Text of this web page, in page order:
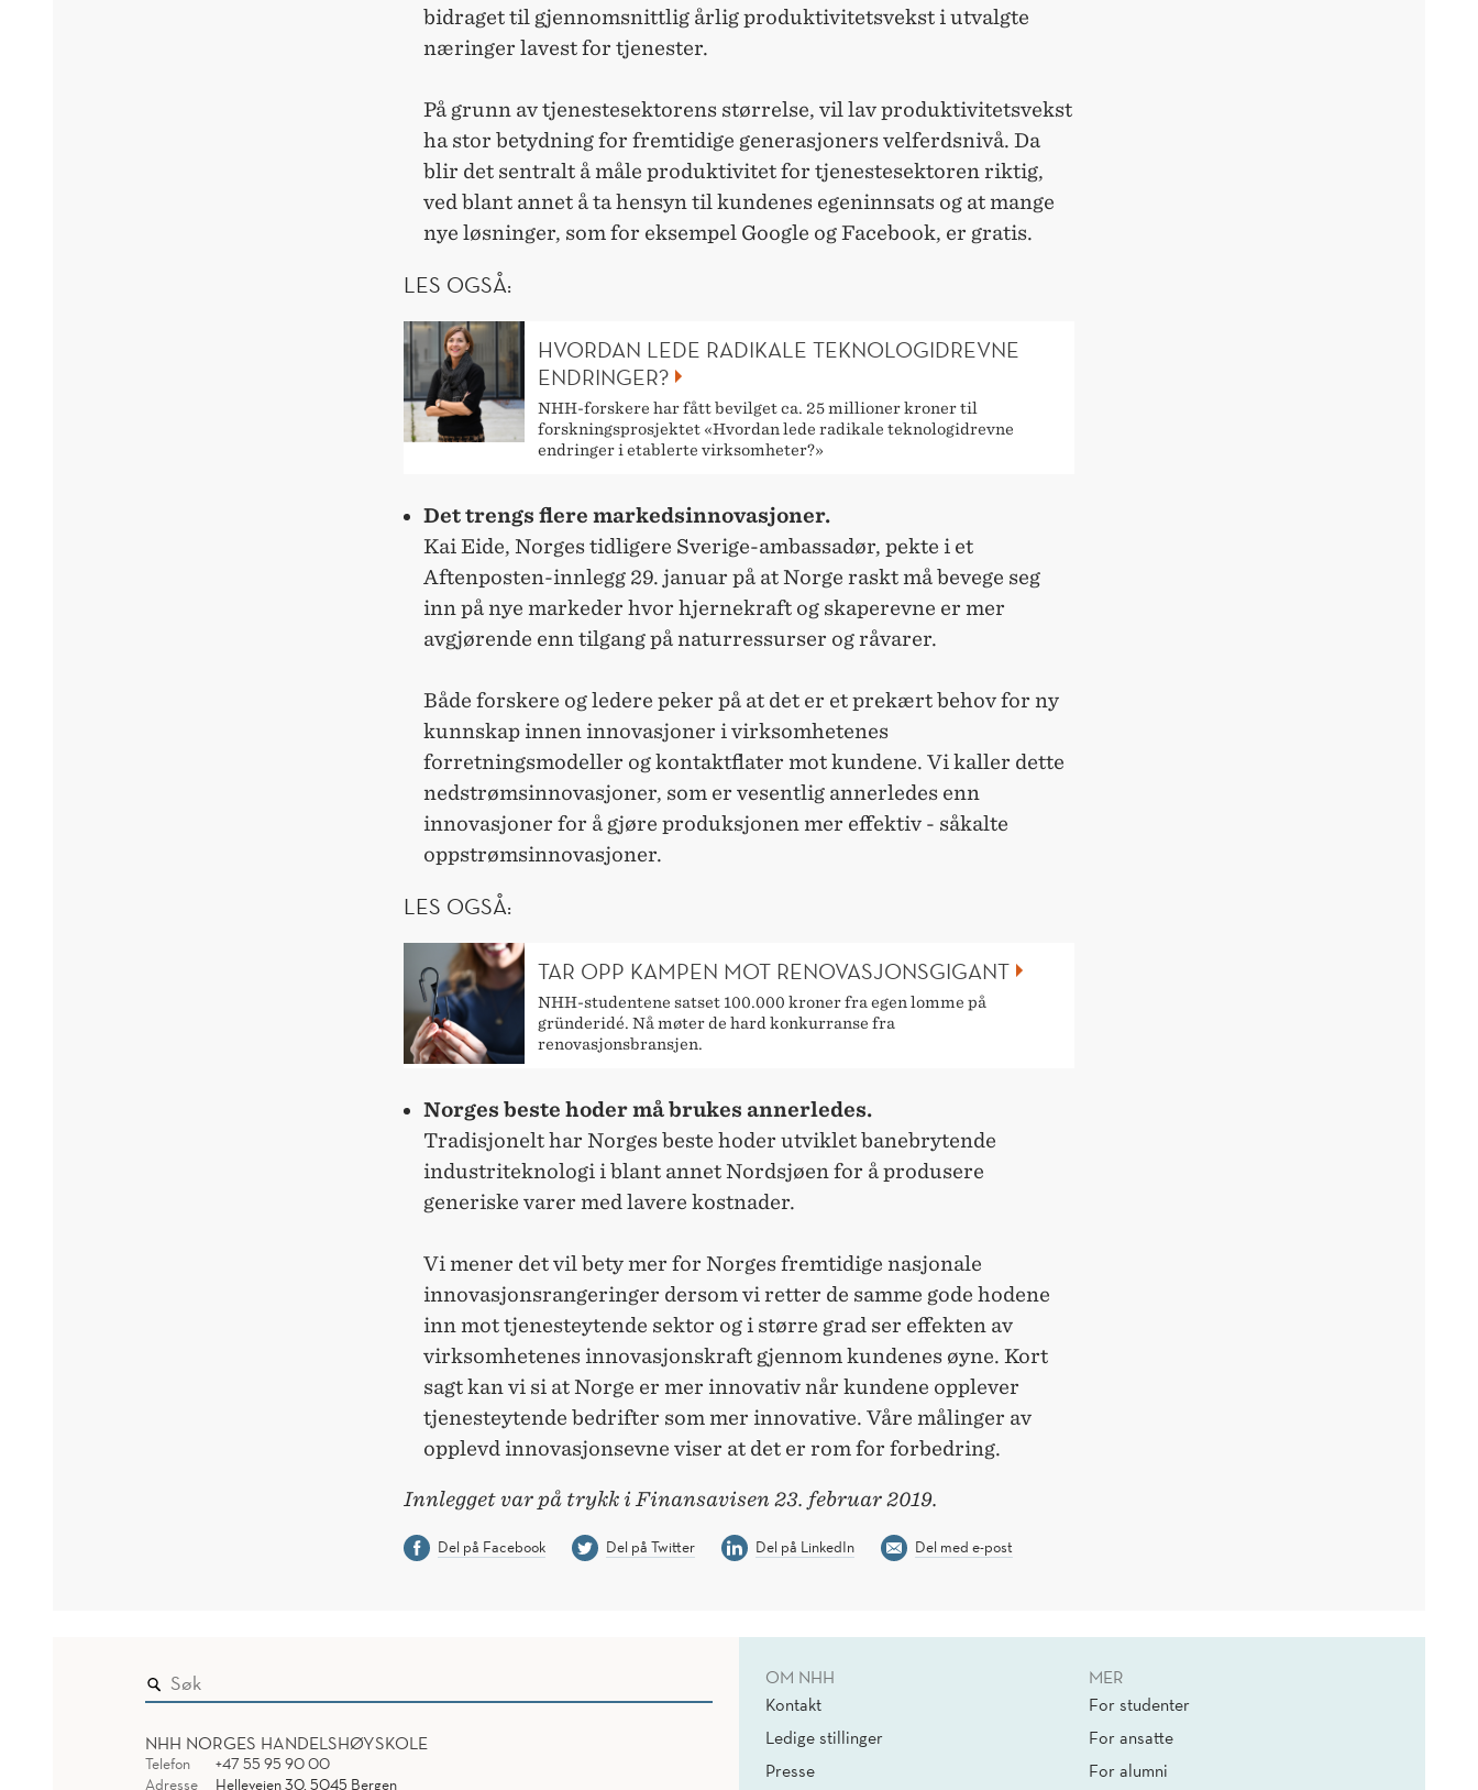
bidraget til gjennomsnittlig årlig produktivitetsvekst i utvalgte
næringer lavest for tjenester.
På grunn av tjenestesektorens størrelse, vil lav produktivitetsvekst
ha stor betydning for fremtidige generasjoners velferdsnivå. Da
blir det sentralt å måle produktivitet for tjenestesektoren riktig,
ved blant annet å ta hensyn til kundenes egeninnsats og at mange
nye løsninger, som for eksempel Google og Facebook, er gratis.
LES OGSÅ:
HVORDAN LEDE RADIKALE TEKNOLOGIDREVNE
ENDRINGER?
NHH-forskere har fått bevilget ca. 25 millioner kroner til
forskningsprosjektet «Hvordan lede radikale teknologidrevne
endringer i etablerte virksomheter?»
Det trengs flere markedsinnovasjoner.
Kai Eide, Norges tidligere Sverige-ambassadør, pekte i et
Aftenposten-innlegg 29. januar på at Norge raskt må bevege seg
inn på nye markeder hvor hjernekraft og skaperevne er mer
avgjørende enn tilgang på naturressurser og råvarer.
Både forskere og ledere peker på at det er et prekært behov for ny
kunnskap innen innovasjoner i virksomhetenes
forretningsmodeller og kontaktflater mot kundene. Vi kaller dette
nedstrømsinnovasjoner, som er vesentlig annerledes enn
innovasjoner for å gjøre produksjonen mer effektiv - såkalte
oppstrømsinnovasjoner.
LES OGSÅ:
TAR OPP KAMPEN MOT RENOVASJONSGIGANT
NHH-studentene satset 100.000 kroner fra egen lomme på
gründeridé. Nå møter de hard konkurranse fra
renovasjonsbransjen.
Norges beste hoder må brukes annerledes.
Tradisjonelt har Norges beste hoder utviklet banebrytende
industriteknologi i blant annet Nordsjøen for å produsere
generiske varer med lavere kostnader.
Vi mener det vil bety mer for Norges fremtidige nasjonale
innovasjonsrangeringer dersom vi retter de samme gode hodene
inn mot tjenesteytende sektor og i større grad ser effekten av
virksomhetenes innovasjonskraft gjennom kundenes øyne. Kort
sagt kan vi si at Norge er mer innovativ når kundene opplever
tjenesteytende bedrifter som mer innovative. Våre målinger av
opplevd innovasjonsevne viser at det er rom for forbedring.
Innlegget var på trykk i Finansavisen 23. februar 2019.
Del på Facebook Del på Twitter Del på LinkedIn Del med e-post
NHH NORGES HANDELSHØYSKOLE
Telefon
+47 55 95 90 00
Adresse
Helleveien 30, 5045 Bergen
OM NHH
Kontakt
Ledige stillinger
Presse
MER
For studenter
For ansatte
For alumni